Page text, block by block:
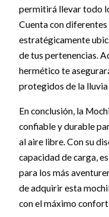
permitirá llevar todo
Cuenta con
estratégicamente
de tus pertenencias.
hermético te
protegidos de la lluvia
En conclusión, la
confiable y durable
al aire libre. Con su
capacidad de carga,
para los más
de adquirir esta
con el máximo confort